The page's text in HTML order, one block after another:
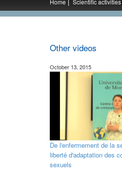
Home Scientific
Other videos
October 13, 2015
De l'enfermement de la
liberté d'adaptation des
sexuels